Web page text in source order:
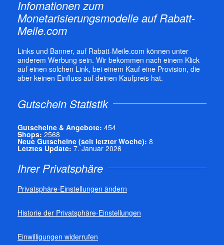
Infomationen zum
Monetarisierungsmodelle auf Rabatt-
Meile.com
Links und Banner, auf Rabatt-Meile.com können unter
anderem Werbung sein. Wir bekommen nach einem Klick
auf einen solchen Link, bei einem Kauf eine Provision, die
aber keinen Einfluss auf deinen Kaufpreis hat.
Gutschein Statistik
Gutscheine & Angebote: 454
Shops: 2568
Neue Gutscheine (seit letzter Woche): 8
Letztes Update: 7. Januar 2026
Ihrer Privatsphäre
Privatsphäre-Einstellungen ändern
Historie der Privatsphäre-Einstellungen
Einwilligungen widerrufen